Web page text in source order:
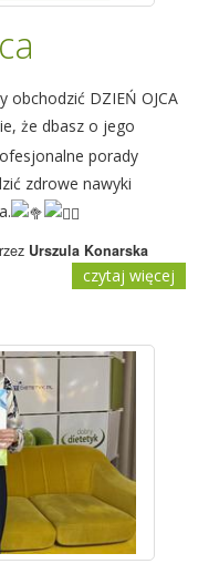
obchodzić DZIEŃ OJCA
że dbasz o jego
porady
zdrowe nawyki
Urszula Konarska
czytaj więcej